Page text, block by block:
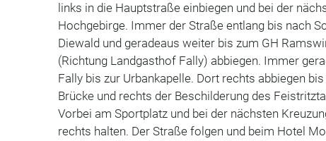
links in die Hauptstraße einbiegen und bei der
Hochgebirge. Immer der Straße entlang bis nach
Diewald und geradeaus weiter bis zum GH
(Richtung Landgasthof Fally) abbiegen. Immer
Fally bis zur Urbankapelle. Dort rechts abbiegen
Brücke und rechts der Beschilderung des
Vorbei am Sportplatz und bei der nächsten
rechts halten. Der Straße folgen und beim Hotel